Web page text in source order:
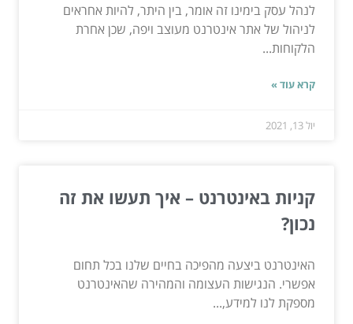
לנהל עסק בימינו זה אומר, בין היתר, להיות אחראים
לניהול של אתר אינטרנט מעוצב ויפה, שכן אחרת
הלקוחות...
קרא עוד »
יול 13, 2021
קניות באינטרנט – איך תעשו את זה
נכון?
האינטרנט ביצעה מהפיכה בחיים שלנו בכל תחום
אפשרי. הנגישות העצומה והמהירה שהאינטרנט
מספקת לנו למידע,...